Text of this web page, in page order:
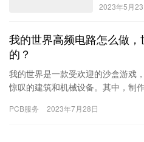
2023年5月23
我的世界高频电路怎么做
的？
我的世界是一款受欢迎的沙盒游戏
惊叹的建筑和机械设备。其中，制
介绍如何在我的世界中制作高频电路
PCB服务 2023年7月28日